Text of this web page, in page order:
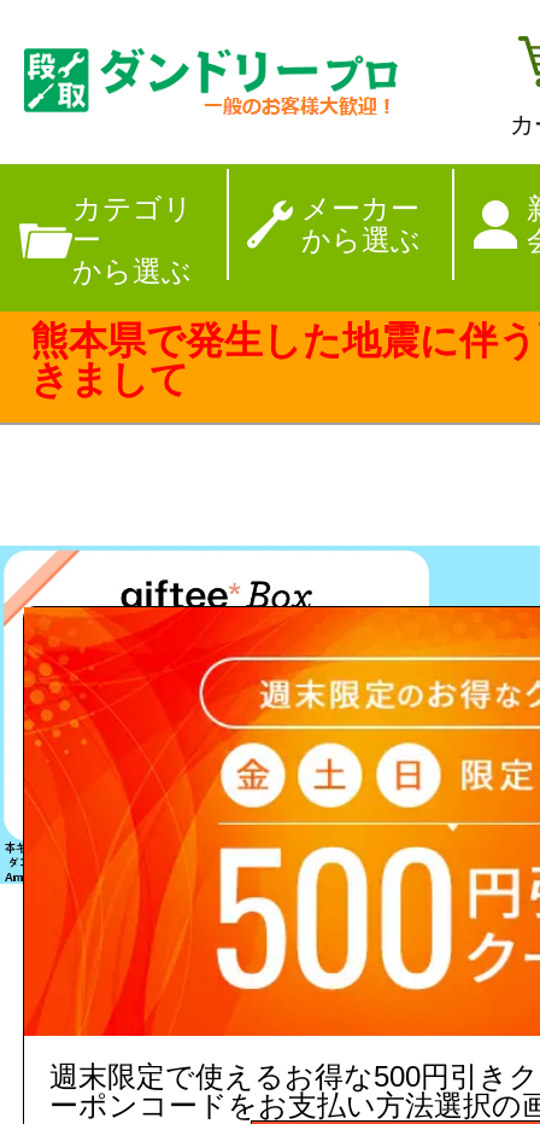
カテゴリ
ー
から選ぶ
メーカー
から選ぶ
【夏季休暇のお
熊本県で発生した地震に伴
きまして
該当する商品は見つかりません
週末限定で使えるお得な500円引き
ーポンコードをお支払い方法選択の